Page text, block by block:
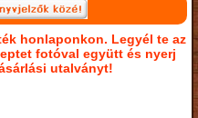
honlaponkon. Legyél te az
fotóval együtt és nyerj
utalványt!